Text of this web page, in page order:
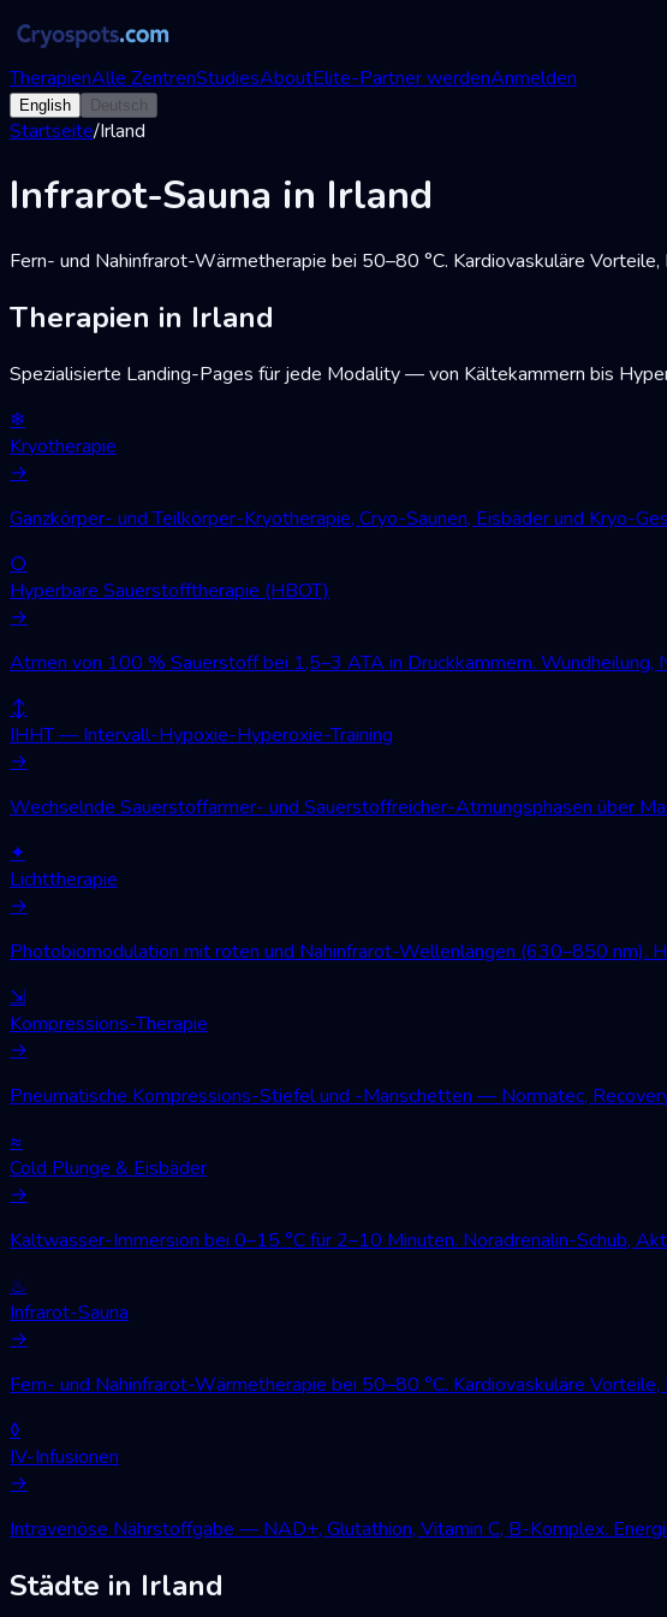
TherapienAlle ZentrenStudiesAboutElite-Partner werdenAnmelden
English Deutsch
Startseite/Irland
Infrarot-Sauna in Irland
Fern- und Nahinfrarot-Wärmetherapie bei 50–80 °C. Kardiovaskuläre
Therapien in Irland
Spezialisierte Landing-Pages für jede Modality — von Kältekammern bis
❄
Kryotherapie
→
Ganzkörper- und Teilkörper-Kryotherapie, Cryo-Saunen, Eisbäder und Kryo-
○
Hyperbare Sauerstofftherapie (HBOT)
→
Atmen von 100 % Sauerstoff bei 1,5–3 ATA in Druckkammern.
↕
IHHT — Intervall-Hypoxie-Hyperoxie-Training
→
Wechselnde Sauerstoffarmer- und Sauerstoffreicher-Atmungsphasen über
✦
Lichttherapie
→
Photobiomodulation mit roten und Nahinfrarot-Wellenlängen (630–850 nm).
⇲
Kompressions-Therapie
→
Pneumatische Kompressions-Stiefel und -Manschetten — Normatec,
≈
Cold Plunge & Eisbäder
→
Kaltwasser-Immersion bei 0–15 °C für 2–10 Minuten. Noradrenalin-Schub,
♨
Infrarot-Sauna
→
Fern- und Nahinfrarot-Wärmetherapie bei 50–80 °C. Kardiovaskuläre
◊
IV-Infusionen
→
Intravenöse Nährstoffgabe — NAD+, Glutathion, Vitamin C, B-Komplex.
Städte in Irland